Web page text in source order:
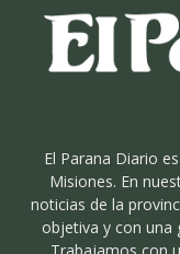
El Parana Diario
Misiones. En
noticias de la
objetiva y con una